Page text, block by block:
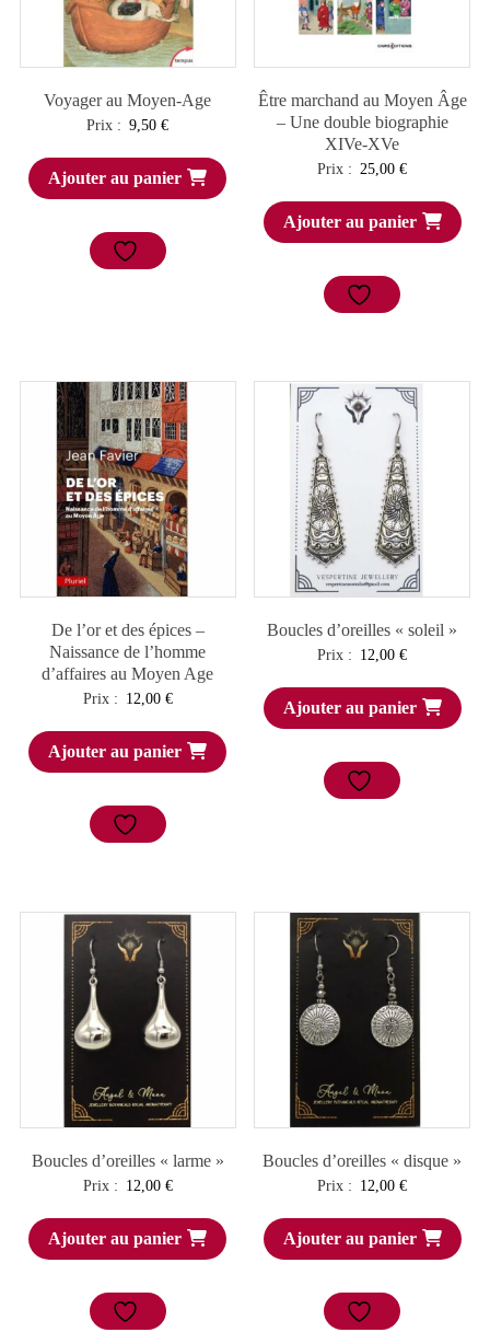
Voyager au Moyen-Age
Prix : 9,50€
Ajouter au panier
Être marchand au Moyen Âge
– Une double biographie
XIVe-XVe
Prix : 25,00€
Ajouter au panier
De l’or et des épices –
Naissance de l’homme
d’affaires au Moyen Age
Prix : 12,00 €
Ajouter au panier
Boucles d’oreilles « soleil »
Prix : 12,00€
Ajouter au panier
Boucles d’oreilles « larme »
Prix : 12,00 €
Ajouter au panier
Boucles d’oreilles « disque »
Prix : 12,00€
Ajouter au panier